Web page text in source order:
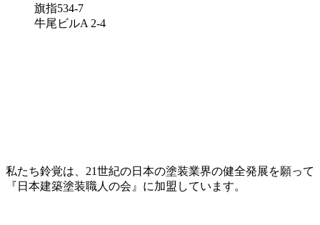
旗指534-7
牛尾ビルA 2-4
私たち鈴覚は、21世紀の日本の塗装業界の健全発展を願って
『日本建築塗装職人の会』に加盟しています。